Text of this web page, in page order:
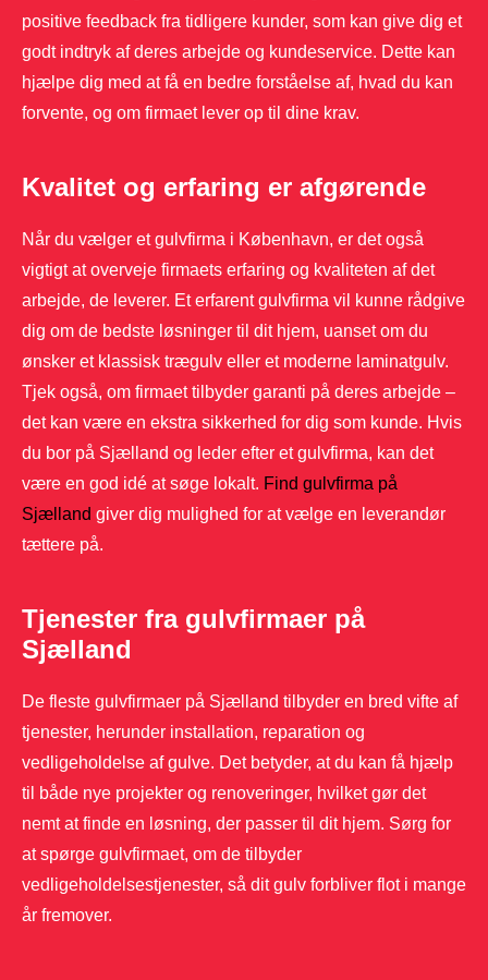
positive feedback fra tidligere kunder, som kan give dig et
godt indtryk af deres arbejde og kundeservice. Dette kan
hjælpe dig med at få en bedre forståelse af, hvad du kan
forvente, og om firmaet lever op til dine krav.
Kvalitet og erfaring er afgørende
Når du vælger et gulvfirma i København, er det også
vigtigt at overveje firmaets erfaring og kvaliteten af det
arbejde, de leverer. Et erfarent gulvfirma vil kunne rådgive
dig om de bedste løsninger til dit hjem, uanset om du
ønsker et klassisk trægulv eller et moderne laminatgulv.
Tjek også, om firmaet tilbyder garanti på deres arbejde –
det kan være en ekstra sikkerhed for dig som kunde. Hvis
du bor på Sjælland og leder efter et gulvfirma, kan det
være en god idé at søge lokalt. Find gulvfirma på
Sjælland giver dig mulighed for at vælge en leverandør
tættere på.
Tjenester fra gulvfirmaer på
Sjælland
De fleste gulvfirmaer på Sjælland tilbyder en bred vifte af
tjenester, herunder installation, reparation og
vedligeholdelse af gulve. Det betyder, at du kan få hjælp
til både nye projekter og renoveringer, hvilket gør det
nemt at finde en løsning, der passer til dit hjem. Sørg for
at spørge gulvfirmaet, om de tilbyder
vedligeholdelsestjenester, så dit gulv forbliver flot i mange
år fremover.